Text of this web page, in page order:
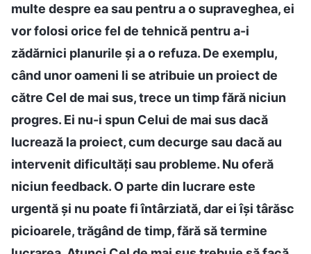
multe despre ea sau pentru a o supraveghea, ei
vor folosi orice fel de tehnică pentru a-i
zădărnici planurile și a o refuza. De exemplu,
când unor oameni li se atribuie un proiect de
către Cel de mai sus, trece un timp fără niciun
progres. Ei nu-i spun Celui de mai sus dacă
lucrează la proiect, cum decurge sau dacă au
intervenit dificultăți sau probleme. Nu oferă
niciun feedback. O parte din lucrare este
urgentă și nu poate fi întârziată, dar ei își târăsc
picioarele, trăgând de timp, fără să termine